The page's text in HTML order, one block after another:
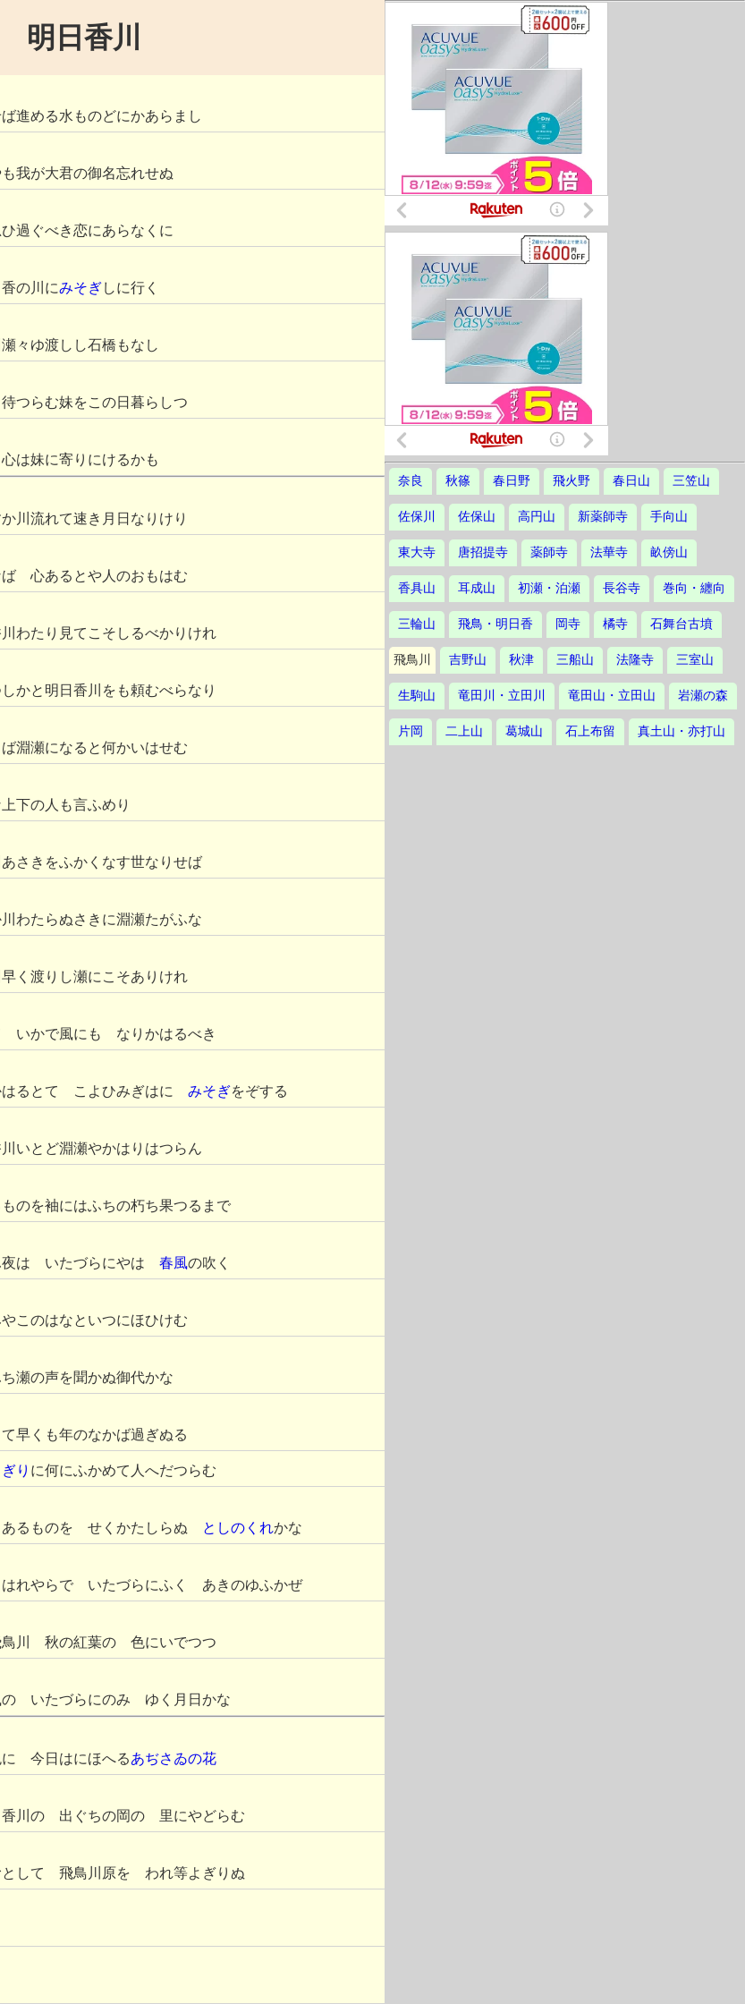
明日香川
進める水ものどにかあらまし
我が大君の御名忘れせぬ
過ぐべき恋にあらなくに
の川にみそぎしに行く
々ゆ渡しし石橋もなし
つらむ妹をこの日暮らしつ
は妹に寄りにけるかも
川流れて速き月日なりけり
ば 心あるとや人のおもはむ
わたり見てこそしるべかりけれ
かと明日香川をも頼むべらなり
淵瀬になると何かいはせむ
下の人も言ふめり
さきをふかくなす世なりせば
わたらぬさきに淵瀬たがふな
く渡りし瀬にこそありけれ
いかで風にも なりかはるべき
るとて こよひみぎはに みそぎをぞする
いとど淵瀬やかはりはつらん
のを袖にはふちの朽ち果つるまで
は いたづらにやは 春風の吹く
このはなといつにほひけむ
瀬の声を聞かぬ御代かな
早くも年のなかば過ぎぬる
り に何にふかめて人へだつらむ
るものを せくかたしらぬ
としのくれかな
れやらで いたづらにふく あきのゆふかぜ
川 秋の紅葉の 色にいでつつ
いたづらにのみ ゆく月日かな
今日はにほへるあぢさゐの花
川の 出ぐちの岡の 里にやどらむ
して 飛鳥川原を われ等よぎりぬ
奈良 秋篠 春日野 飛火野 春日山 三笠山
佐保川 佐保山 高円山 新薬師寺 手向山
東大寺 唐招提寺 薬師寺 法華寺 畝傍山
香具山 耳成山 初瀬・泊瀬 長谷寺 巻向・纏向
三輪山 飛鳥・明日香 岡寺 橘寺 石舞台古墳
飛鳥川 吉野山 秋津 三船山 法隆寺 三室山
生駒山 竜田川・立田川 竜田山・立田山 岩瀬の森
片岡 二上山 葛城山 石上布留 真土山・亦打山